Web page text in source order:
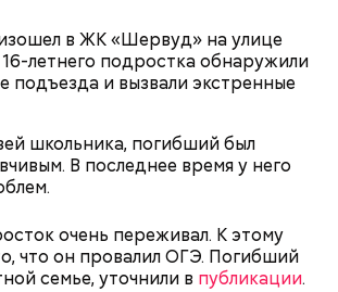
в ЖК «Шервуд» на улице
летнего подростка обнаружили
подъезда и вызвали экстренные
школьника, погибший был
В последнее время у него
очень переживал. К этому
что он провалил ОГЭ. Погибший
семье, уточнили в публикации.
пользоваться деньгами и не
у налоговой, Гасанов либо
между еще несколькими счетами,